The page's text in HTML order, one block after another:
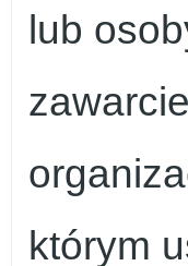
lub
którym